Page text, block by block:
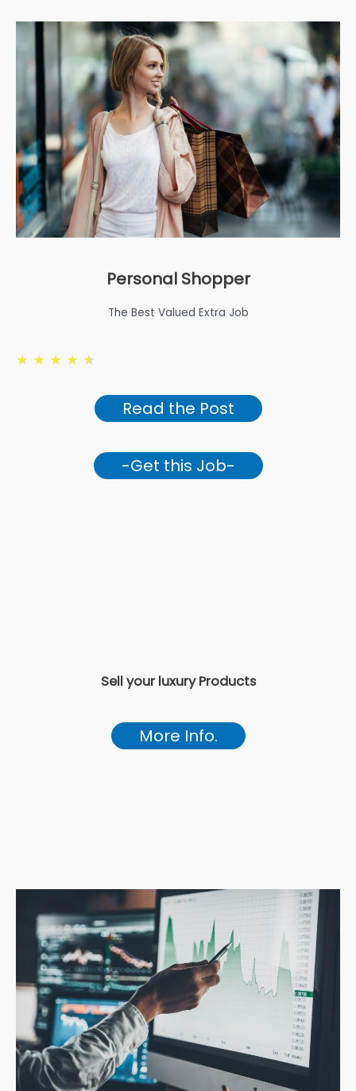
Personal Shopper
The Best Valued Extra Job
★ ★ ★ ★ ★
Read the Post
-Get this Job-
Sell your luxury Products
More Info.